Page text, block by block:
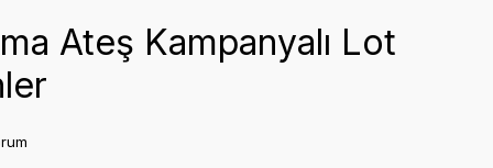
Ateş Kampanyalı Lot